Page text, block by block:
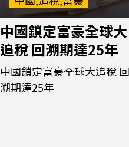
中國鎖定富豪全球大
追稅 回溯期達25年
中國鎖定富豪全球大追稅 回
溯期達25年